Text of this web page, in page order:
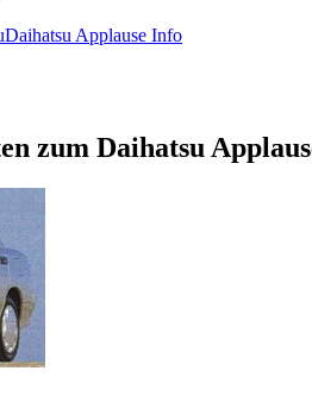
Daihatsu Applause Info
zum Daihatsu